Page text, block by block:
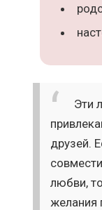
Эти
друзей.
любви,
желания